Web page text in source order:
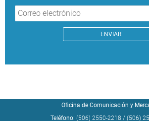
Oficina de Comunicación y
Teléfono: (506) 2550-2218 / (506)